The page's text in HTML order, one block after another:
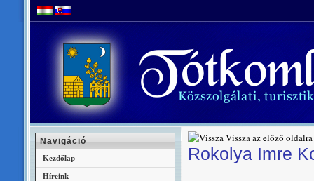
Vissza az előző oldalra
Rokolya Imre
Navigáció
Kezdőlap
Híreink